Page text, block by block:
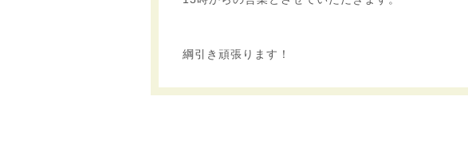
綱引き頑張ります！